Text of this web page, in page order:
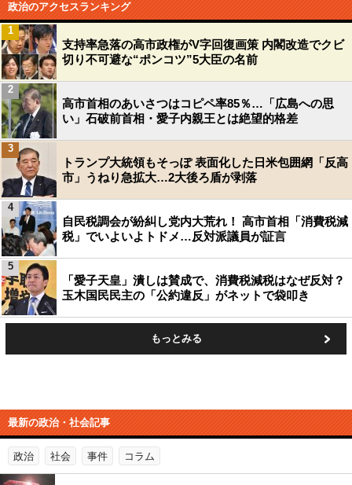
政治のアクセスランキング
支持率急落の高市政権がV字回復画策 内閣改造でクビ
切り不可避な“ポンコツ”5大臣の名前
1
高市首相のあいさつはコピペ率85％…「広島への思
い」石破前首相・愛子内親王とは絶望的格差
2
トランプ大統領もそっぽ 表面化した日米包囲網「反高
市」うねり急拡大…2大後ろ盾が剥落
3
自民税調会が紛糾し党内大荒れ！ 高市首相「消費税減
税」でいよいよトドメ…反対派議員が証言
4
「愛子天皇」潰しは賛成で、消費税減税はなぜ反対？
玉木国民民主の「公約違反」がネットで袋叩き
5
もっとみる
最新の政治・社会記事
政治 社会 事件 コラム